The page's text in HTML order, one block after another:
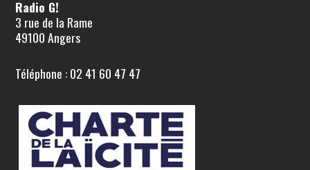
Radio G!
3 rue de la Rame
49100 Angers
Téléphone : 02 41 60 47 47